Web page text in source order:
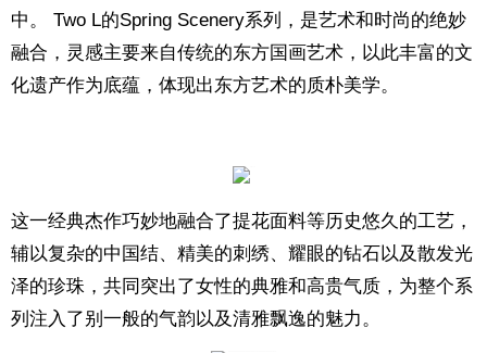
中。 Two L的Spring Scenery系列，是艺术和时尚的绝妙
融合，灵感主要来自传统的东方国画艺术，以此丰富的文
化遗产作为底蕴，体现出东方艺术的质朴美学。
这一经典杰作巧妙地融合了提花面料等历史悠久的工艺，
辅以复杂的中国结、精美的刺绣、耀眼的钻石以及散发光
泽的珍珠，共同突出了女性的典雅和高贵气质，为整个系
列注入了别一般的气韵以及清雅飘逸的魅力。